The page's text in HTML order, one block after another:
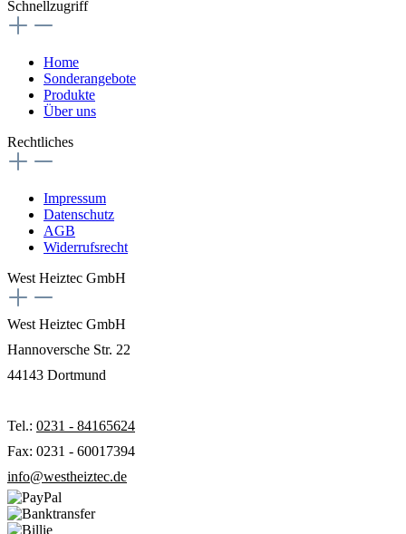
Schnellzugriff
Home
Sonderangebote
Produkte
Über uns
Rechtliches
Impressum
Datenschutz
AGB
Widerrufsrecht
West Heiztec GmbH
West Heiztec GmbH
Hannoversche Str. 22
44143 Dortmund
Tel.: 0231 - 84165624
Fax: 0231 - 60017394
info@westheiztec.de